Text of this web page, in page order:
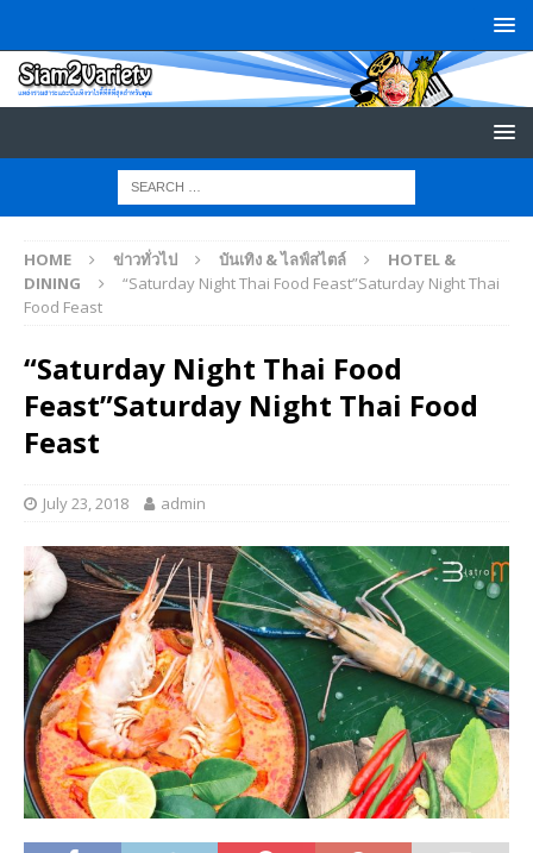
HOME ข่าวทั่วไป บันเทิง & ไลฟ์สไตล์
HOTEL &
DINING
“Saturday Night Thai Food Feast”Saturday Night Thai
Food Feast
“Saturday Night Thai Food
Feast”Saturday Night Thai Food
Feast
July 23, 2018 admin